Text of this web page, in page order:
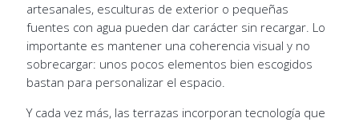
artesanales, esculturas de exterior o pequeñas
fuentes con agua pueden dar carácter sin recargar. Lo
importante es mantener una coherencia visual y no
sobrecargar: unos pocos elementos bien escogidos
bastan para personalizar el espacio.
Y cada vez más, las terrazas incorporan tecnología que